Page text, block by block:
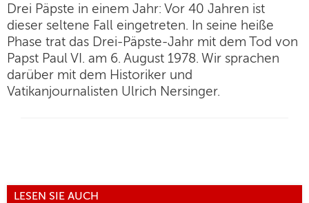
Drei Päpste in einem Jahr: Vor 40 Jahren ist
dieser seltene Fall eingetreten. In seine heiße
Phase trat das Drei-Päpste-Jahr mit dem Tod von
Papst Paul VI. am 6. August 1978. Wir sprachen
darüber mit dem Historiker und
Vatikanjournalisten Ulrich Nersinger.
LESEN SIE AUCH